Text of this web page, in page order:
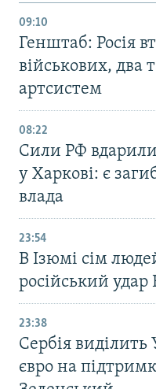
09:10
Генштаб: Росія
військових, два
артсистем
08:22
Сили РФ вдарили
у Харкові: є
влада
23:54
В Ізюмі сім
російський
23:38
Сербія виділить
євро на